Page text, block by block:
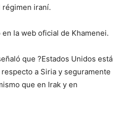
iraní.
la web oficial de Khamenei.
que ?Estados Unidos está
a Siria y seguramente
que en Irak y en